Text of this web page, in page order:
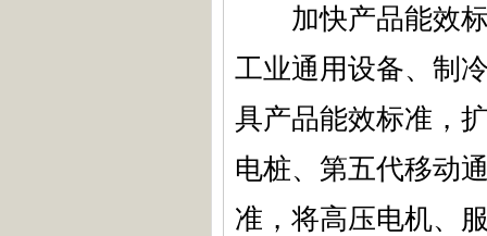
加快产品能效标
工业通用设备、制
具产品能效标准，
电桩、第五代移动
准，将高压电机、